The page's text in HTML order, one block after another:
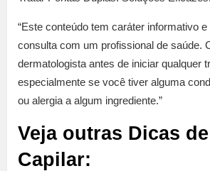
“Este conteúdo tem caráter informativo
consulta com um profissional de saúde.
dermatologista antes de iniciar qualquer
especialmente se você tiver alguma
ou alergia a algum ingrediente.”
Veja outras Dicas
Capilar: